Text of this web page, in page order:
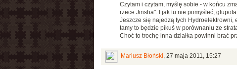
Czytam i czytam, myślę sobie - w końcu
rzece Jinsha". I jak tu nie pomyśleć,
Jeszcze się najedzą tych Hydroelektrowni,
tamy to będzie pikuś w porównaniu ze
Choć to trochę inna działka powinni brać
Mariusz Błoński, 27 maja 2011, 15:27